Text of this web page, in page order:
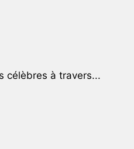
célèbres à travers...